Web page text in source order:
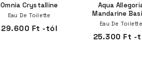
Omnia Crystalline
Eau De Toilette
29.600 Ft -tól
Aqua
Mandarine
Eau De Toilette
25.300 Ft -